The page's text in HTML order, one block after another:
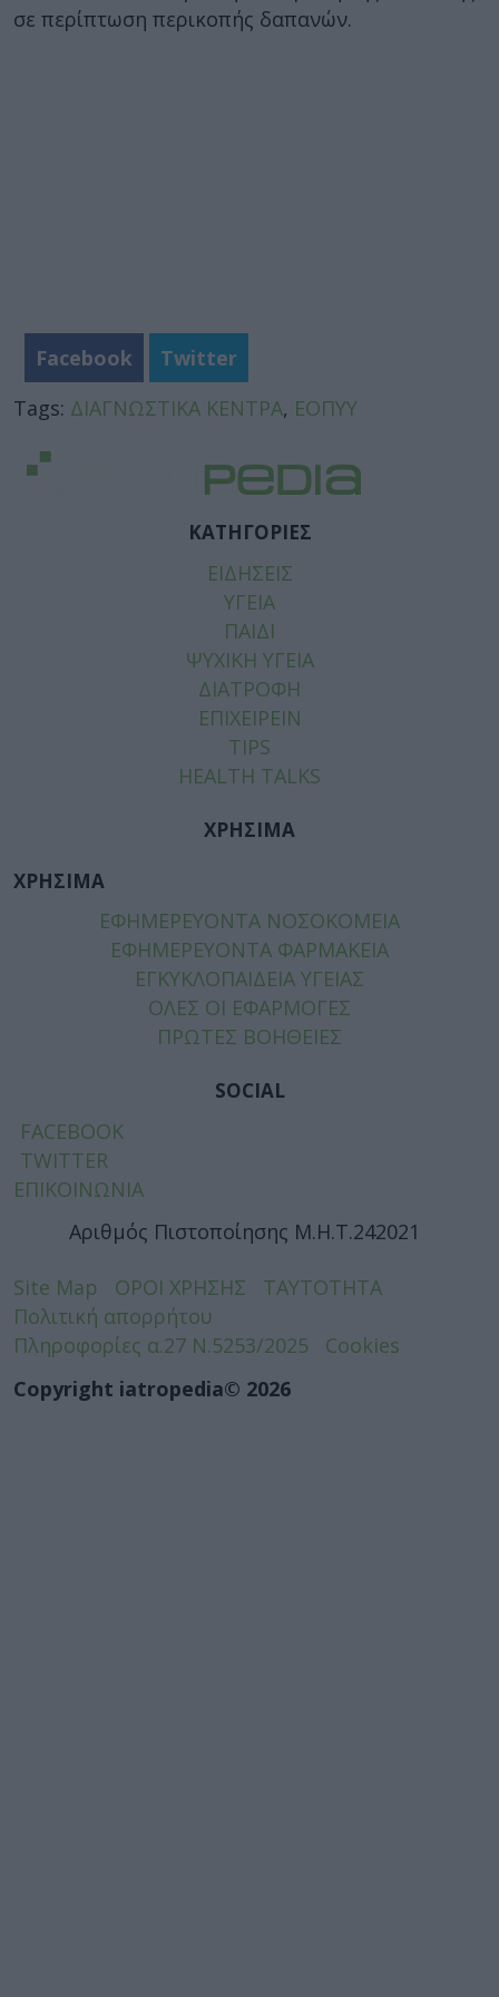
σε περίπτωση περικοπής δαπανών.
Facebook
Twitter
Tags: ΔΙΑΓΝΩΣΤΙΚΑ ΚΕΝΤΡΑ, ΕΟΠΥΥ
ΚΑΤΗΓΟΡΙΕΣ
ΕΙΔΗΣΕΙΣ
ΥΓΕΙΑ
ΠΑΙΔΙ
ΨΥΧΙΚΗ ΥΓΕΙΑ
ΔΙΑΤΡΟΦΗ
ΕΠΙΧΕΙΡΕΙΝ
TIPS
HEALTH TALKS
ΧΡΗΣΙΜΑ
ΧΡΗΣΙΜΑ
ΕΦΗΜΕΡΕΥΟΝΤΑ ΝΟΣΟΚΟΜΕΙΑ
ΕΦΗΜΕΡΕΥΟΝΤΑ ΦΑΡΜΑΚΕΙΑ
ΕΓΚΥΚΛΟΠΑΙΔΕΙΑ ΥΓΕΙΑΣ
ΟΛΕΣ ΟΙ ΕΦΑΡΜΟΓΕΣ
ΠΡΩΤΕΣ ΒΟΗΘΕΙΕΣ
SOCIAL
FACEBOOK
TWITTER
ΕΠΙΚΟΙΝΩΝΙΑ
Αριθμός Πιστοποίησης Μ.Η.Τ.242021
Site Map ΟΡΟΙ ΧΡΗΣΗΣ
ΤΑΥΤΟΤΗΤΑ
Πολιτική απορρήτου
Πληροφορίες α.27 Ν.5253/2025
Cookies
Copyright iatropedia© 2026